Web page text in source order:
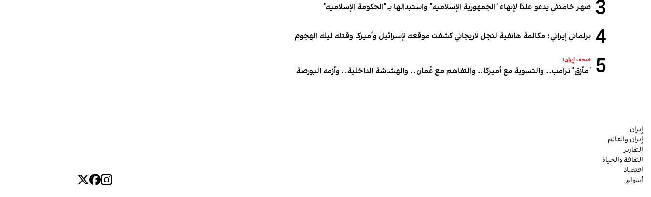
3 صهر خامنئي يدعو علنًا لإنهاء "الجمهورية الإسلامية" واستبدالها بـ "الحكومة الإسلامية"
4 برلماني إيراني: مكالمة هاتفية لنجل لاريجاني كشفت موقعه لإسرائيل وأميركا وقتله ليلة الهجوم
5 صحف إيران:
"مأزق" ترامب.. والتسوية مع أميركا.. والتفاهم مع عُمان.. والهشاشة الداخلية.. وأزمة البورصة
إيران
إيران والعالم
التقارير
الثقافة والحياة
اقتصاد
أسواق